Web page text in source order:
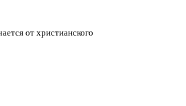
от христианского